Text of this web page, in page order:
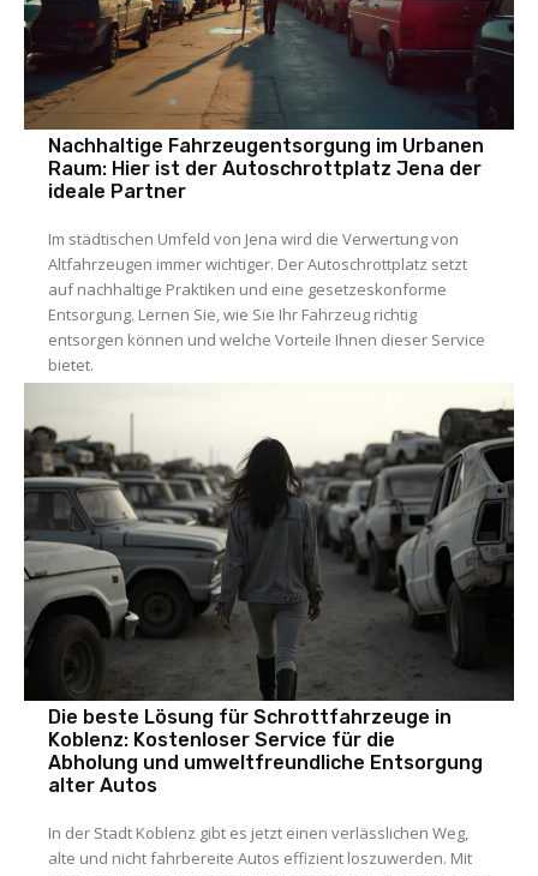
Nachhaltige Fahrzeugentsorgung im Urbanen
Raum: Hier ist der Autoschrottplatz Jena der
ideale Partner
Im städtischen Umfeld von Jena wird die Verwertung von
Altfahrzeugen immer wichtiger. Der Autoschrottplatz setzt
auf nachhaltige Praktiken und eine gesetzeskonforme
Entsorgung. Lernen Sie, wie Sie Ihr Fahrzeug richtig
entsorgen können und welche Vorteile Ihnen dieser Service
bietet.
Die beste Lösung für Schrottfahrzeuge in
Koblenz: Kostenloser Service für die
Abholung und umweltfreundliche Entsorgung
alter Autos
In der Stadt Koblenz gibt es jetzt einen verlässlichen Weg,
alte und nicht fahrbereite Autos effizient loszuwerden. Mit